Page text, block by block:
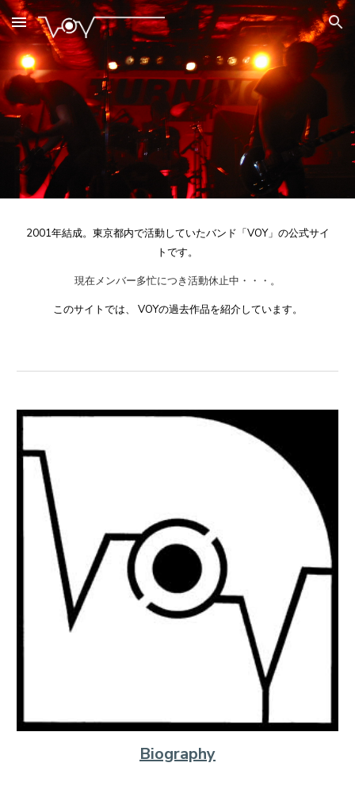
Skip to main content Skip to navigation
2001年結成。東京都内で活動していたバンド「VOY」の公式サイ
トです。
現在メンバー多忙につき活動休止中・・・。
このサイトでは、
VOYの過去作品を紹介しています。
Biography